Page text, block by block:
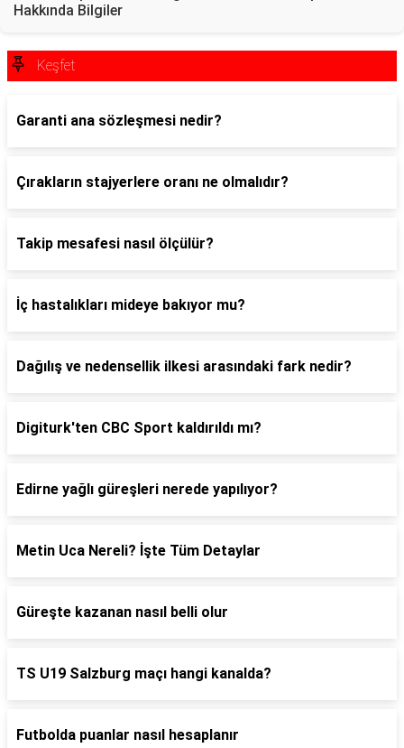
Hakkında Bilgiler
Keşfet
Garanti ana sözleşmesi nedir?
Çırakların stajyerlere oranı ne olmalıdır?
Takip mesafesi nasıl ölçülür?
İç hastalıkları mideye bakıyor mu?
Dağılış ve nedensellik ilkesi arasındaki fark nedir?
Digiturk'ten CBC Sport kaldırıldı mı?
Edirne yağlı güreşleri nerede yapılıyor?
Metin Uca Nereli? İşte Tüm Detaylar
Güreşte kazanan nasıl belli olur
TS U19 Salzburg maçı hangi kanalda?
Futbolda puanlar nasıl hesaplanır